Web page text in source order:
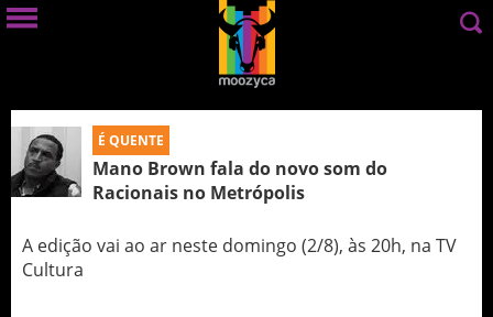
É QUENTE
Mano Brown fala do novo som do
Racionais no Metrópolis
A edição vai ao ar neste domingo (2/8), às 20h, na TV
Cultura